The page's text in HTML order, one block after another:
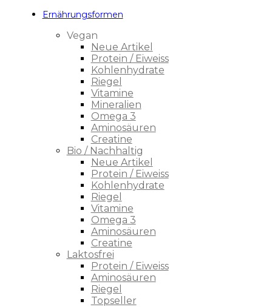
Ernährungsformen
Vegan
Neue Artikel
Protein / Eiweiss
Kohlenhydrate
Riegel
Vitamine
Mineralien
Omega 3
Aminosäuren
Creatine
Bio / Nachhaltig
Neue Artikel
Protein / Eiweiss
Kohlenhydrate
Riegel
Vitamine
Omega 3
Aminosäuren
Creatine
Laktosfrei
Protein / Eiweiss
Aminosäuren
Riegel
Topseller